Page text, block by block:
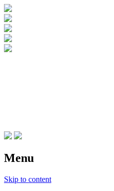
Menu
Skip to content